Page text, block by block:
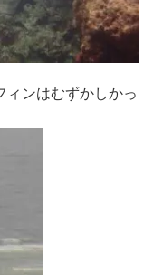
ンはむずかしかっ